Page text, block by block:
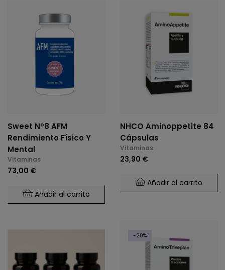
Sweet Nº8 AFM
Rendimiento Físico Y
Mental
Vitaminas
73,00 €
Añadir al carrito
NHCO Aminoppetite 84
Cápsulas
Vitaminas
23,90 €
Añadir al carrito
-20%